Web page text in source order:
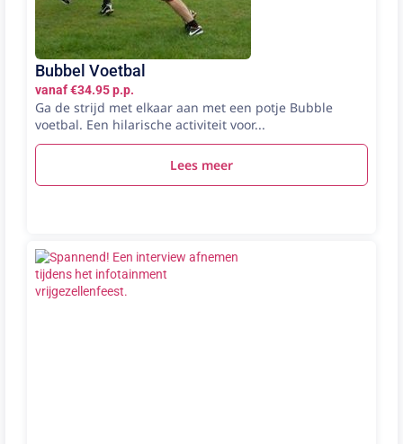
Bubbel Voetbal
vanaf €34.95 p.p.
Ga de strijd met elkaar aan met een potje Bubble
voetbal. Een hilarische activiteit voor...
Lees meer